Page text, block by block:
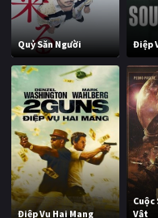
Quỷ Săn Người Điệp
Điệp Vụ Hai Mang
Cuộc
Vật